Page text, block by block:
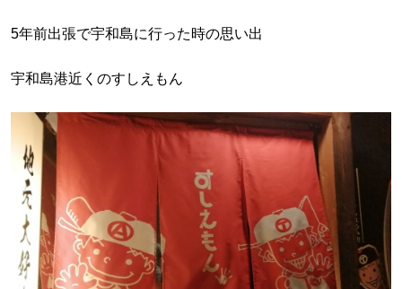
5年前出張で宇和島に行った時の思い出
宇和島港近くのすしえもん